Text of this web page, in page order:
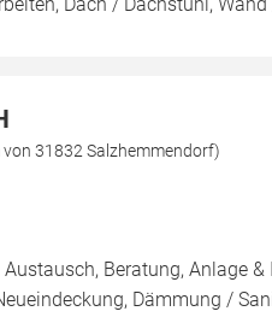
31832 Salzhemmendorf)
Beratung, Anlage
Dämmung /